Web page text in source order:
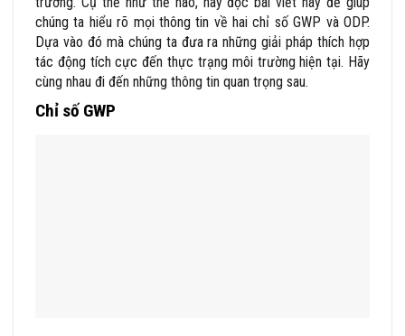
chúng ta hiểu rõ mọi thông tin về hai chỉ số GWP và ODP.
Dựa vào đó mà chúng ta đưa ra những giải pháp thích hợp
tác động tích cực đến thực trạng môi trường hiện tại. Hãy
cùng nhau đi đến những thông tin quan trọng sau.
Chỉ số GWP